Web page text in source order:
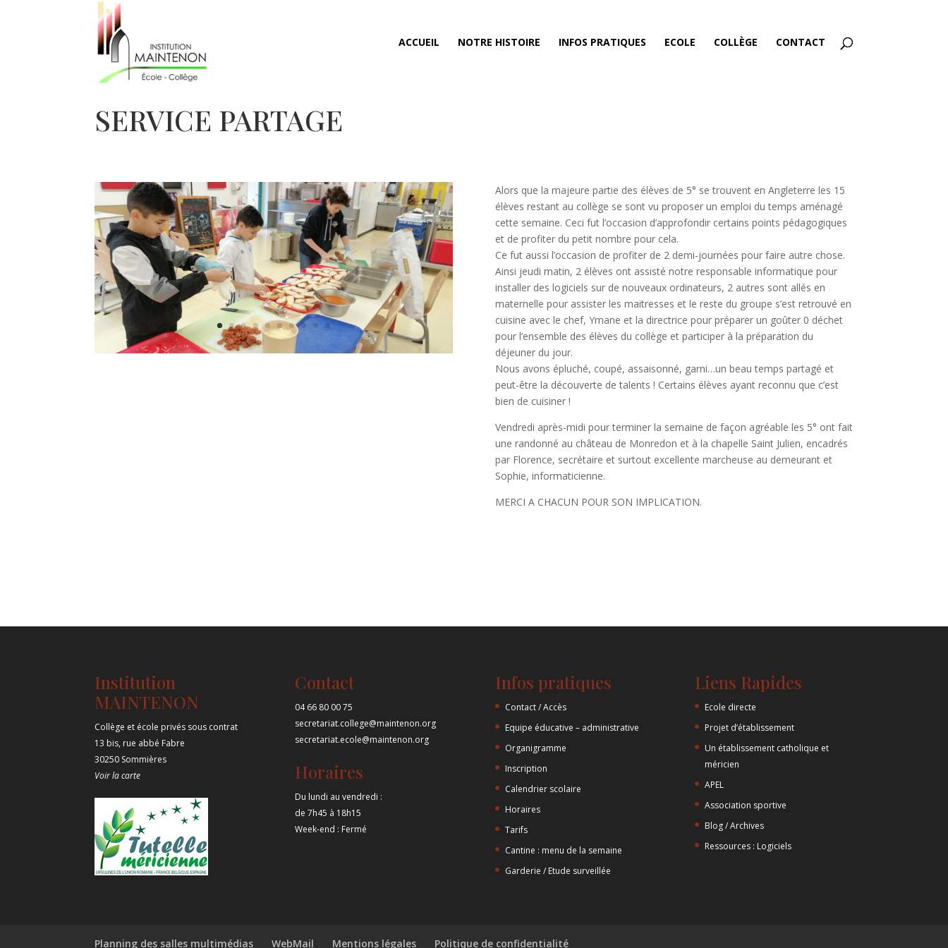
ACCUEIL NOTRE HISTOIRE INFOS PRATIQUES ECOLE COLLÈGE CONTACT
SERVICE PARTAGE
Alors que la majeure partie des élèves de 5° se trouvent en Angleterre les 15
élèves restant au collège se sont vu proposer un emploi du temps aménagé
cette semaine. Ceci fut l’occasion d’approfondir certains points pédagogiques
et de profiter du petit nombre pour cela.
Ce fut aussi l’occasion de profiter de 2 demi-journées pour faire autre chose.
Ainsi jeudi matin, 2 élèves ont assisté notre responsable informatique pour
installer des logiciels sur de nouveaux ordinateurs, 2 autres sont allés en
maternelle pour assister les maitresses et le reste du groupe s’est retrouvé en
cuisine avec le chef, Ymane et la directrice pour préparer un goûter 0 déchet
pour l’ensemble des élèves du collège et participer à la préparation du
déjeuner du jour.
Nous avons épluché, coupé, assaisonné, garni…un beau temps partagé et
peut-être la découverte de talents ! Certains élèves ayant reconnu que c’est
bien de cuisiner !
Vendredi après-midi pour terminer la semaine de façon agréable les 5° ont fait
une randonné au château de Monredon et à la chapelle Saint Julien, encadrés
par Florence, secrétaire et surtout excellente marcheuse au demeurant et
Sophie, informaticienne.
MERCI A CHACUN POUR SON IMPLICATION.
Institution
MAINTENON
Collège et école privés sous contrat
13 bis, rue abbé Fabre
30250 Sommières
Voir la carte
Contact
04 66 80 00 75
secretariat.college@maintenon.org
secretariat.ecole@maintenon.org
Horaires
Du lundi au vendredi :
de 7h45 à 18h15
Week-end : Fermé
Infos pratiques
Contact / Accès
Equipe éducative – administrative
Organigramme
Inscription
Calendrier scolaire
Horaires
Tarifs
Cantine : menu de la semaine
Garderie / Etude surveillée
Liens Rapides
Ecole directe
Projet d’établissement
Un établissement catholique et
méricien
APEL
Association sportive
Blog / Archives
Ressources : Logiciels
Planning des salles multimédias WebMail Mentions légales Politique de confidentialité